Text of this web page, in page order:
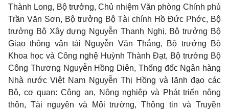
Thành Long, Bộ trưởng, Chủ nhiệm Văn phòng Chính phủ
Trần Văn Sơn, Bộ trưởng Bộ Tài chính Hồ Đức Phớc, Bộ
trưởng Bộ Xây dựng Nguyễn Thanh Nghị, Bộ trưởng Bộ
Giao thông vận tải Nguyễn Văn Thắng, Bộ trưởng Bộ
Khoa học và Công nghệ Huỳnh Thành Đạt, Bộ trưởng Bộ
Công Thương Nguyễn Hồng Diên, Thống đốc Ngân hàng
Nhà nước Việt Nam Nguyễn Thị Hồng và lãnh đạo các
Bộ, cơ quan: Công an, Nông nghiệp và Phát triển nông
thôn, Tài nguyên và Môi trường, Thông tin và Truyền